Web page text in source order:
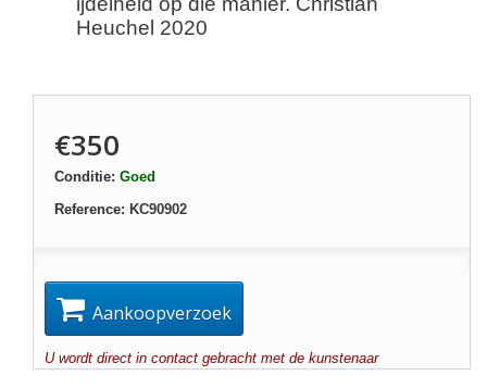
Heuchel 2020
€350
Conditie: Goed
Reference: KC90902
Aankoopverzoek
U wordt direct in contact gebracht met de kunstenaar